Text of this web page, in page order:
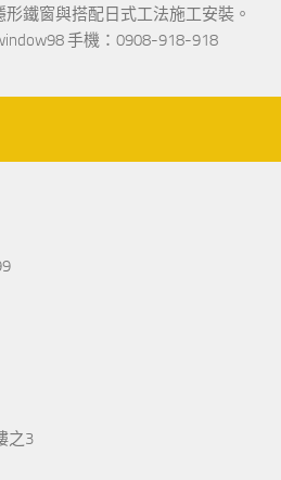
鐵窗與搭配日式工法施工安裝。
手機：0908-918-918
之3